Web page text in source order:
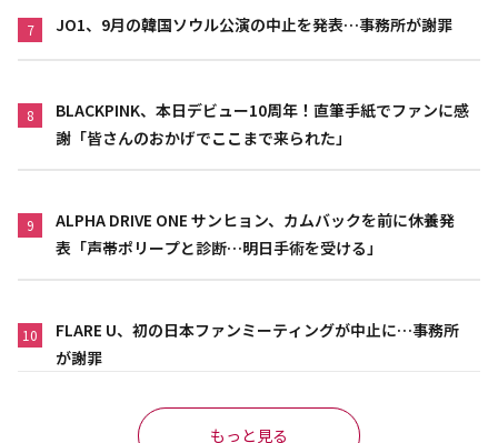
7 JO1、9月の韓国ソウル公演の中止を発表…事務所が謝罪
8
BLACKPINK、本日デビュー10周年！直筆手紙でファンに感
謝「皆さんのおかげでここまで来られた」
9
ALPHA DRIVE ONE サンヒョン、カムバックを前に休養発
表「声帯ポリープと診断…明日手術を受ける」
10
FLARE U、初の日本ファンミーティングが中止に…事務所
が謝罪
もっと見る